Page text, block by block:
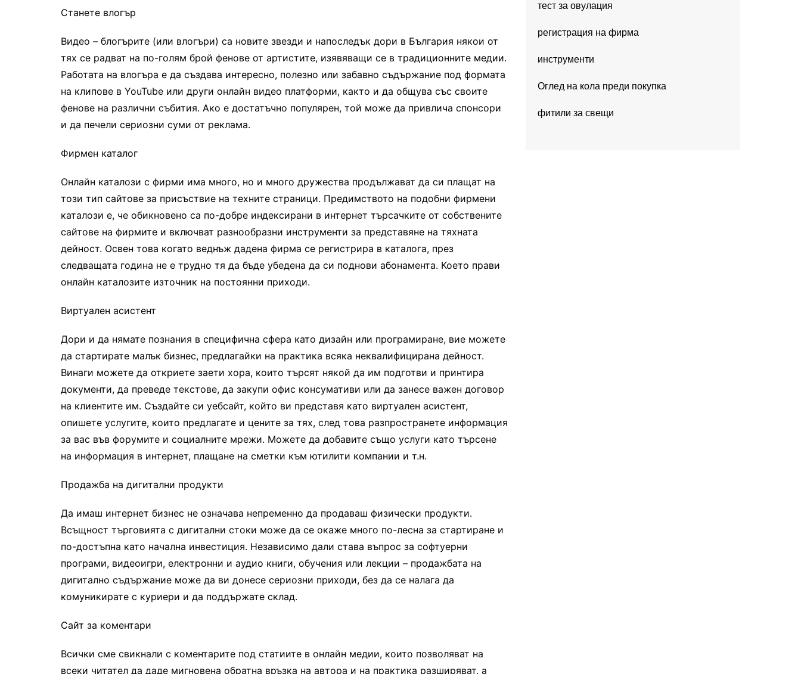
Станете влогър
Видео – блогърите (или влогъри) са новите звезди и напоследък дори в България някои от
тях се радват на по-голям брой фенове от артистите, изявяващи се в традиционните медии.
Работата на влогъра е да създава интересно, полезно или забавно съдържание под формата
на клипове в YouTube или други онлайн видео платформи, както и да общува със своите
фенове на различни събития. Ако е достатъчно популярен, той може да привлича спонсори
и да печели сериозни суми от реклама.
Фирмен каталог
Онлайн каталози с фирми има много, но и много дружества продължават да си плащат на
този тип сайтове за присъствие на техните страници. Предимството на подобни фирмени
каталози е, че обикновено са по-добре индексирани в интернет търсачките от собствените
сайтове на фирмите и включват разнообразни инструменти за представяне на тяхната
дейност. Освен това когато веднъж дадена фирма се регистрира в каталога, през
следващата година не е трудно тя да бъде убедена да си поднови абонамента. Което прави
онлайн каталозите източник на постоянни приходи.
Виртуален асистент
Дори и да нямате познания в специфична сфера като дизайн или програмиране, вие можете
да стартирате малък бизнес, предлагайки на практика всяка неквалифицирана дейност.
Винаги можете да откриете заети хора, които търсят някой да им подготви и принтира
документи, да преведе текстове, да закупи офис консумативи или да занесе важен договор
на клиентите им. Създайте си уебсайт, който ви представя като виртуален асистент,
опишете услугите, които предлагате и цените за тях, след това разпространете информация
за вас във форумите и социалните мрежи. Можете да добавите също услуги като търсене
на информация в интернет, плащане на сметки към ютилити компании и т.н.
Продажба на дигитални продукти
Да имаш интернет бизнес не означава непременно да продаваш физически продукти.
Всъщност търговията с дигитални стоки може да се окаже много по-лесна за стартиране и
по-достъпна като начална инвестиция. Независимо дали става въпрос за софтуерни
програми, видеоигри, електронни и аудио книги, обучения или лекции – продажбата на
дигитално съдържание може да ви донесе сериозни приходи, без да се налага да
комуникирате с куриери и да поддържате склад.
Сайт за коментари
Всички сме свикнали с коментарите под статиите в онлайн медии, които позволяват на
всеки читател да даде мигновена обратна връзка на автора и на практика разширяват, а
тест за овулация
регистрация на фирма
инструменти
Оглед на кола преди покупка
фитили за свещи